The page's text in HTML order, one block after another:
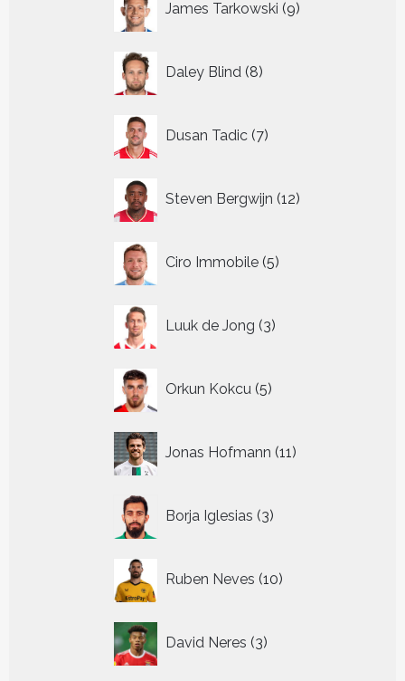
James Tarkowski 9
producten
Daley Blind 8
producten
Dusan Tadic 7
producten
Steven Bergwijn 12
producten
Ciro Immobile 5
producten
Luuk de Jong 3
producten
Orkun Kokcu 5
producten
Jonas Hofmann 11
producten
Borja Iglesias 3
producten
Ruben Neves 10
producten
David Neres 3
producten